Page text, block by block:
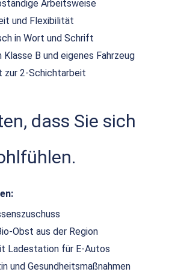
Arbeitsweise
und Flexibilität
in Wort und Schrift
Klasse B und eigenes Fahrzeug
zur 2-Schichtarbeit
dass Sie sich
Obst aus der Region
Ladestation für E-Autos
und Gesundheitsmaßnahmen